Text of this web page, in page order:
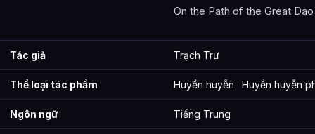
On the Path of the Great Dao
Tác giả Trạch Trư
Thể loại tác phẩm Huyền huyễn · Huyền huyễn
Ngôn ngữ Tiếng Trung